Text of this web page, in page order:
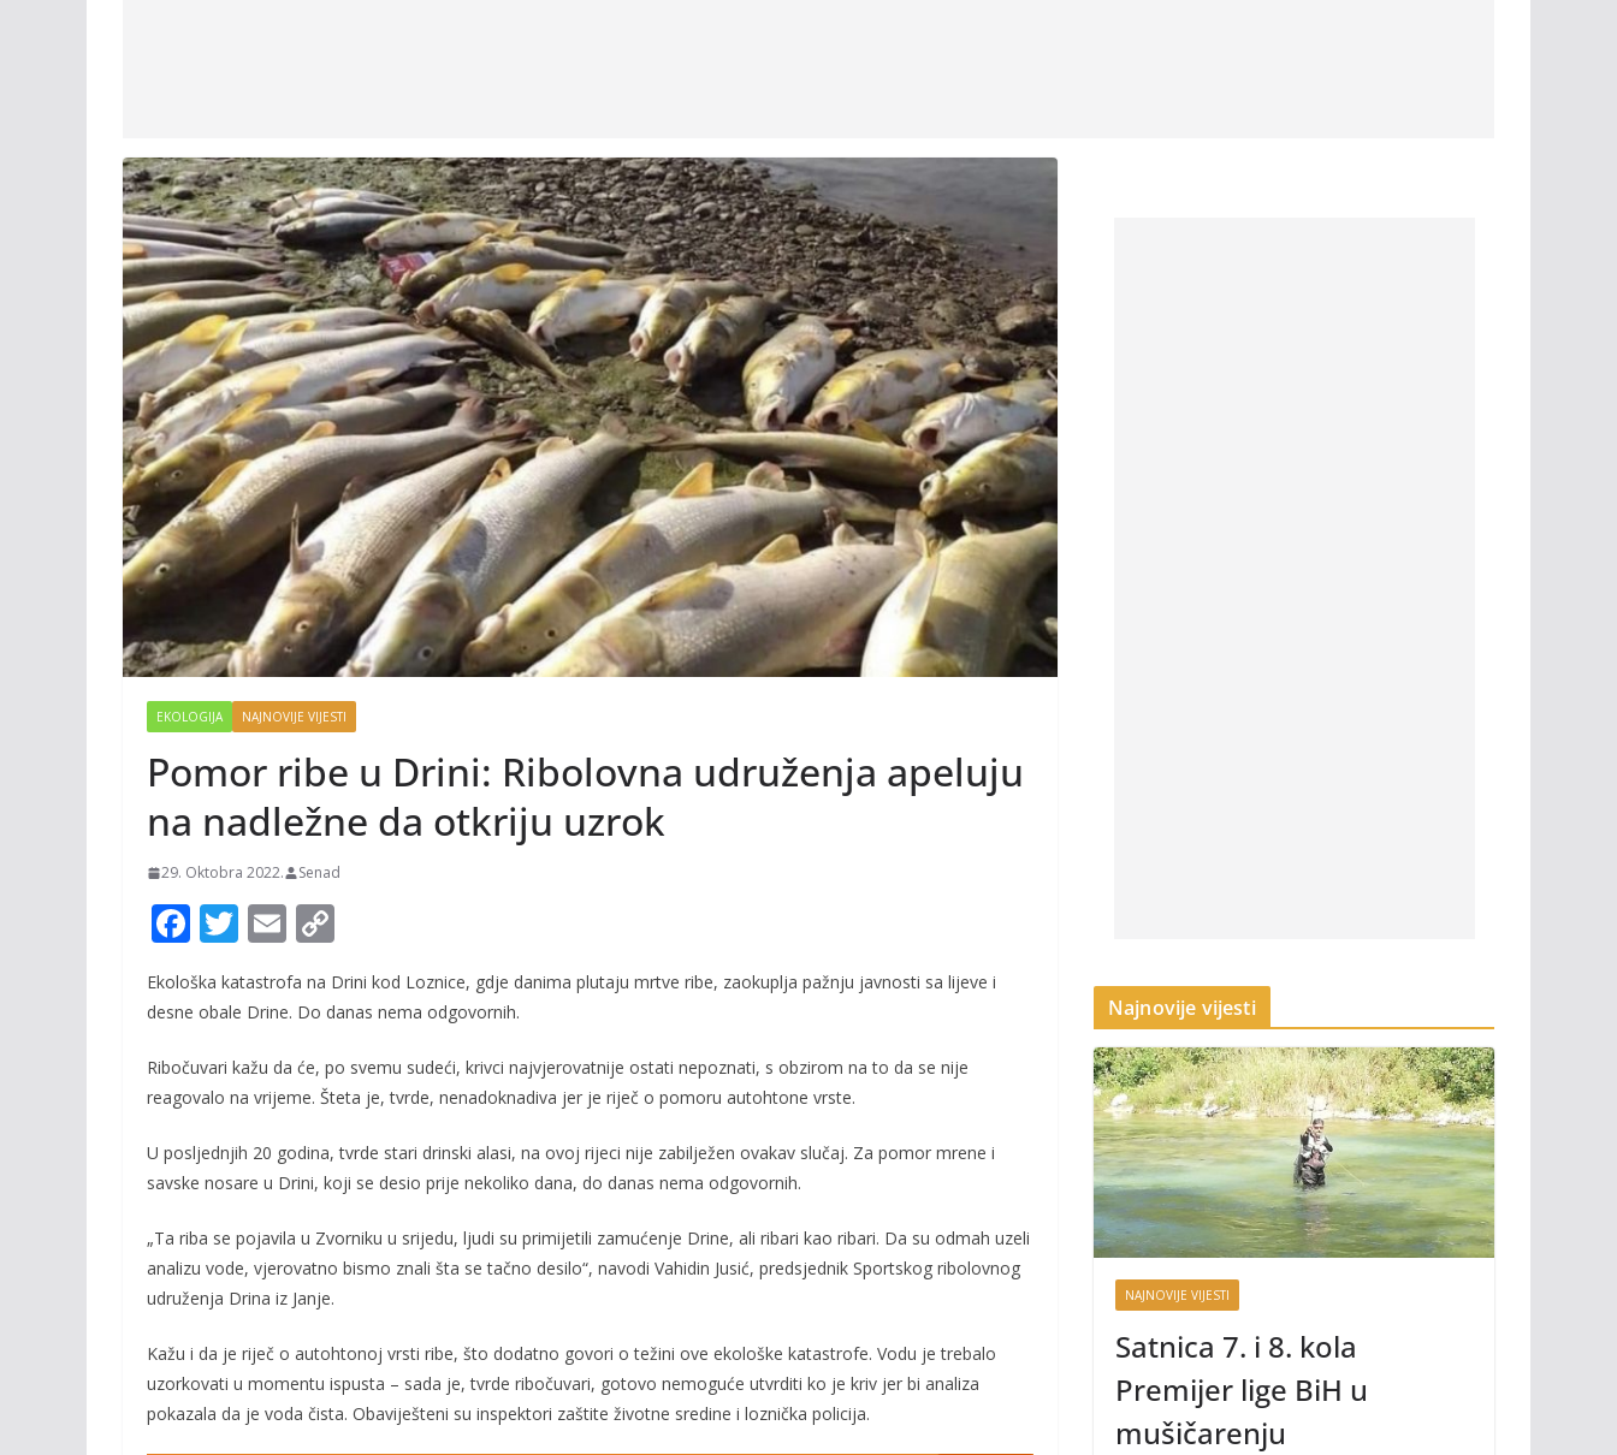
EKOLOGIJA NAJNOVIJE VIJESTI
Pomor ribe u Drini: Ribolovna udruženja apeluju
na nadležne da otkriju uzrok
29. Oktobra 2022. Senad
F
ac
e
o
o
k
T
itt
E
m
ai p
Li
n
k
Ekološka katastrofa na Drini kod Loznice, gdje danima plutaju mrtve ribe, zaokuplja pažnju javnosti sa lijeve i
desne obale Drine. Do danas nema odgovornih.
Ribočuvari kažu da će, po svemu sudeći, krivci najvjerovatnije ostati nepoznati, s obzirom na to da se nije
reagovalo na vrijeme. Šteta je, tvrde, nenadoknadiva jer je riječ o pomoru autohtone vrste.
U posljednjih 20 godina, tvrde stari drinski alasi, na ovoj rijeci nije zabilježen ovakav slučaj. Za pomor mrene i
savske nosare u Drini, koji se desio prije nekoliko dana, do danas nema odgovornih.
„Ta riba se pojavila u Zvorniku u srijedu, ljudi su primijetili zamućenje Drine, ali ribari kao ribari. Da su odmah uzeli
analizu vode, vjerovatno bismo znali šta se tačno desilo“, navodi Vahidin Jusić, predsjednik Sportskog ribolovnog
udruženja Drina iz Janje.
Kažu i da je riječ o autohtonoj vrsti ribe, što dodatno govori o težini ove ekološke katastrofe. Vodu je trebalo
uzorkovati u momentu ispusta – sada je, tvrde ribočuvari, gotovo nemoguće utvrditi ko je kriv jer bi analiza
pokazala da je voda čista. Obaviješteni su inspektori zaštite životne sredine i loznička policija.
Najnovije vijesti
NAJNOVIJE VIJESTI
Satnica 7. i 8. kola
Premijer lige BiH u
mušičarenju